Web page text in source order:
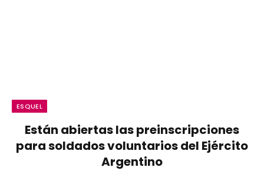
ESQUEL
Están abiertas las preinscripciones
para soldados voluntarios del Ejército
Argentino